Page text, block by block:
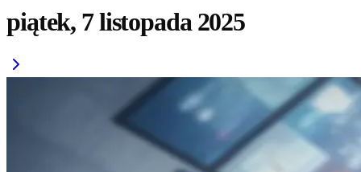
piątek, 7 listopada 2025